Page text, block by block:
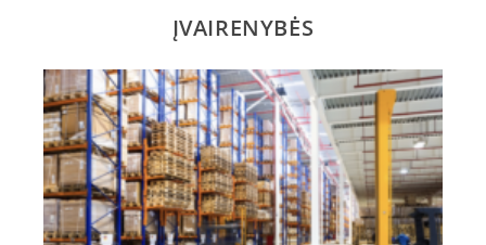
ĮVAIRENYBĖS